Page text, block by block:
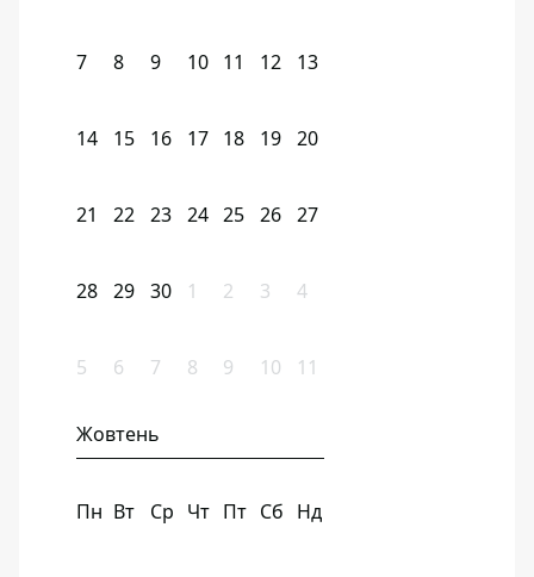
7 8 9 10 11 12 13
14 15 16 17 18 19 20
21 22 23 24 25 26 27
28 29 30 1 2 3 4
5 6 7 8 9 10 11
Жовтень
Пн Вт Ср Чт Пт Сб Нд